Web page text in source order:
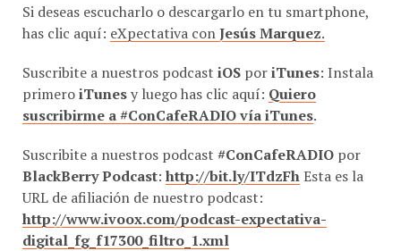
Si deseas escucharlo o descargarlo en tu smartphone,
has clic aquí: eXpectativa conJesús Marquez.
Suscribite a nuestros podcast iOS poriTunes: Instala
primeroiTunesy luego has clic aquí: Quiero
suscribirme a #ConCafeRADIO vía iTunes.
Suscribite a nuestros podcast #ConCafeRADIO por
BlackBerry Podcast: http://bit.ly/ITdzFhEsta es la
URL de afiliación de nuestro podcast:
http://www.ivoox.com/podcast-expectativa-
digital_fg_f17300_filtro_1.xml